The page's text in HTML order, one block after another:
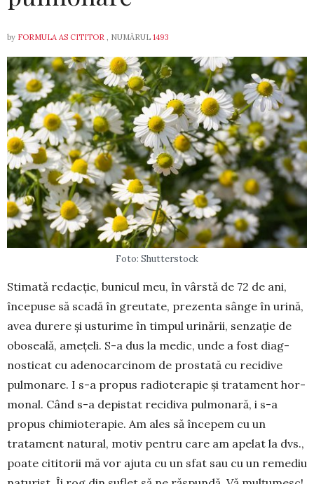
by FORMULA AS CITITOR , NUMĂRUL 1493
Foto: Shutterstock
Stimată redacție, bunicul meu, în vârstă de 72 de ani,
începuse să scadă în greutate, pre­zenta sânge în urină,
avea durere și usturime în timpul urinării, senzație de
obo­seală, amețeli. S-a dus la medic, unde a fost diag­
nos­ticat cu ade­nocarcinom de pros­tată cu recidive
pulmonare. I s-a propus radiote­rapie și trata­ment hor­
monal. Când s-a depistat recidiva pulmonară, i s-a
propus chimio­te­rapie. Am ales să înce­pem cu un
tratament natu­ral, mo­tiv pentru care am apelat la dvs.,
poate cititorii mă vor ajuta cu un sfat sau cu un remediu